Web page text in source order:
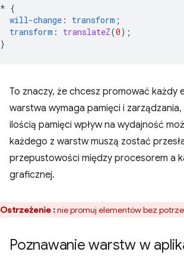
* {
will-change : transform ;
transform : translateZ(0);
}
To znaczy, że chcesz promować każdy
warstwa wymaga pamięci i
ilością pamięci wpływ na wydajność
każdego z warstw muszą zostać
przepustowości między procesorem a
graficznej.
Ostrzeżenie :nie promuj elementów bez
Poznawanie warstw w